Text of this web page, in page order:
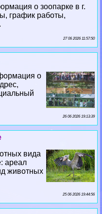
о зоопарке в г.
график работы,
27 06 2026 11:57:50
о
26 06 2026 19:13:39
вида
ареал
животных
25 06 2026 19:44:56